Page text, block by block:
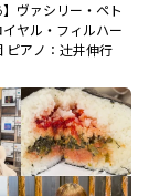
】ヴァシリー・ペト
ヤル・フィルハー
ピアノ：辻󠄀井伸行